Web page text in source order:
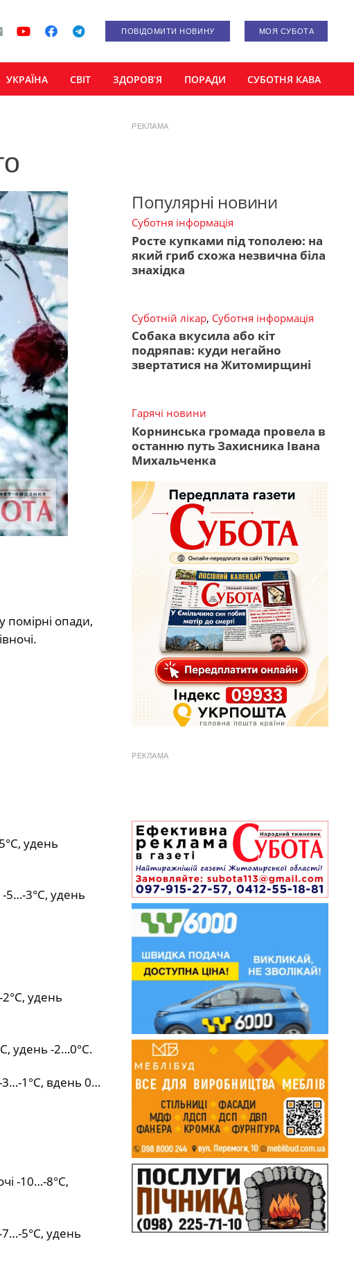
ПОВІДОМИТИ НОВИНУ МОЯ СУБОТА
УКРАЇНА СВІТ ЗДОРОВ’Я ПОРАДИ СУБОТНЯ КАВА
помірні опади,
удень
-5…-3°С, удень
удень
удень -2…0°С.
3…-1°С, вдень 0…
-10…-8°С,
5°С, удень
РЕКЛАМА
Популярні новини
Суботня інформація
Росте купками під тополею: на
який гриб схожа незвична біла
знахідка
Суботній лікар, Суботня інформація
Собака вкусила або кіт
подряпав: куди негайно
звертатися на Житомирщині
Гарячі новини
Корнинська громада провела в
останню путь Захисника Івана
Михальченка
РЕКЛАМА